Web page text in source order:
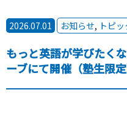
2026.07.01 お知らせ, トピ
もっと英語が学びたく
ーブにて開催（塾生限定